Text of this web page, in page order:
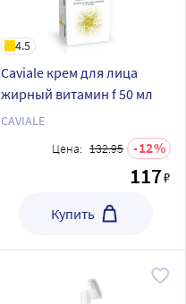
4.5
Caviale крем для лица
жирный витамин f 50 мл
CAVIALE
Цена: 132.95 12
117₽
Купить